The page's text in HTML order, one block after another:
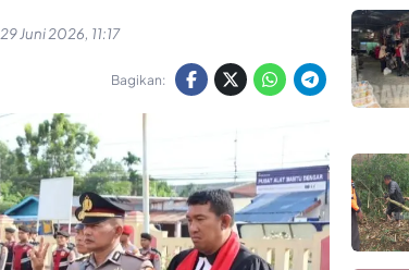
29 Juni 2026, 11:17
Bagikan: